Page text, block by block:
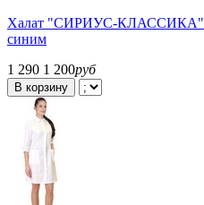
Халат "СИРИУС-КЛАССИКА"
синим
1 290 1 200руб
В корзину